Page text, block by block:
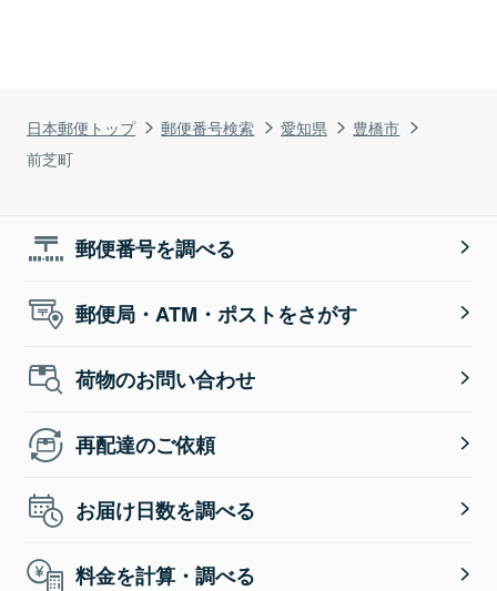
日本郵便トップ 郵便番号検索 愛知県
豊橋市
前芝町
郵便番号を調べる
郵便局・ATM・ポストをさがす
荷物のお問い合わせ
再配達のご依頼
お届け日数を調べる
料金を計算・調べる